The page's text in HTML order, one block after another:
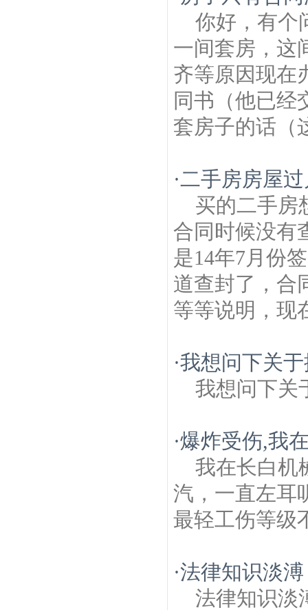
你好，有个
一间套房，这
齐等原因现在
同书（他已经
套房子的话（
·二手房房屋
买的二手房
合同时候没有
是14年7月份
道查封了，合
等等说明，现
·我想问下关
我想问下关
·爆炸受伤,我
我在长白机
汽，一直左耳
最轻工伤等级
·法律知识淡
法律知识淡